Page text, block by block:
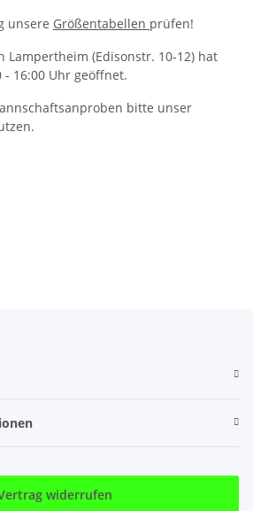
unsere Größentabellen prüfen!
Lampertheim (Edisonstr. 10-12) hat
- 16:00 Uhr geöffnet.
bitte unser
widerrufen